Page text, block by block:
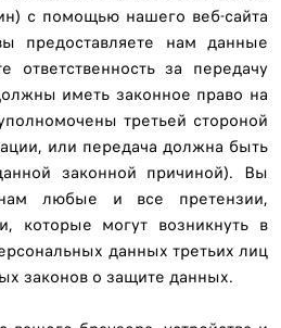
с помощью нашего веб-сайта
предоставляете нам данные
ответственность за передачу
иметь законное право на
третьей стороной
или передача должна быть
законной причиной). Вы
любые и все претензии,
которые могут возникнуть в
данных третьих лиц
законов о защите данных.